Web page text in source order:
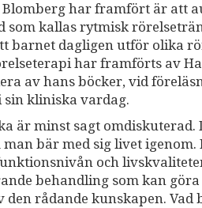
har framfört är att
som kallas rytmisk
barnet dagligen utför olika
har framförts av
av hans böcker, vid
kliniska vardag.
är minst sagt
bär med sig livet igenom.
och
behandling som kan
rådande kunskapen. Vad